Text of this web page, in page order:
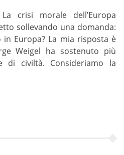
crisi morale dell’Europa
sollevando una domanda:
in Europa? La mia risposta è
Weigel ha sostenuto più
di civiltà. Consideriamo la